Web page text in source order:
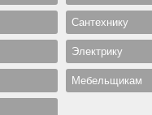
Сантехнику
Электрику
Мебельщикам